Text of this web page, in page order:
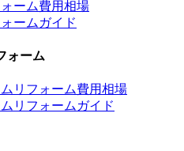
ーム費用相場
ームガイド
ォーム
リフォーム費用相場
リフォームガイド